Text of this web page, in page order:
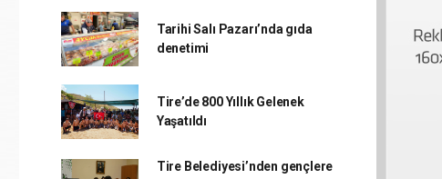
Tarihi Salı Pazarı’nda gıda
denetimi
Tire’de 800 Yıllık Gelenek
Yaşatıldı
Tire Belediyesi’nden gençlere